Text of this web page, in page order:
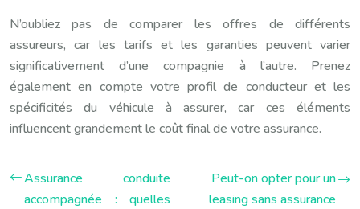
N’oubliez pas de comparer les offres de différents
assureurs, car les tarifs et les garanties peuvent varier
significativement d’une compagnie à l’autre. Prenez
également en compte votre profil de conducteur et les
spécificités du véhicule à assurer, car ces éléments
influencent grandement le coût final de votre assurance.
Assurance conduite
accompagnée : quelles
Peut-on opter pour un
leasing sans assurance